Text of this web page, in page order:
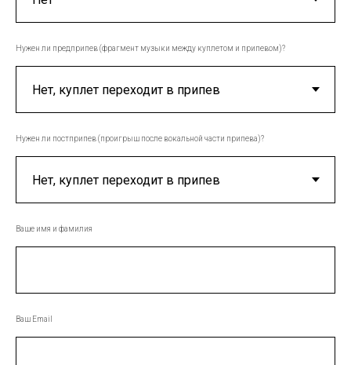
Нужен ли предприпев (фрагмент музыки между куплетом и припевом)?
Нужен ли постприпев (проигрыш после вокальной части припева)?
Ваше имя и фамилия
Ваш Email